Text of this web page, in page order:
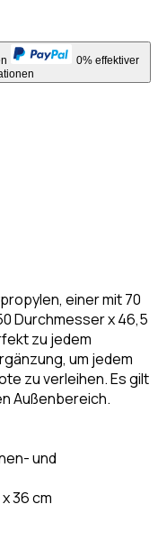
0% effektiver
einer mit 70
Durchmesser x 46,5
zu jedem
um jedem
zu verleihen. Es gilt
Außenbereich.
und
36 cm